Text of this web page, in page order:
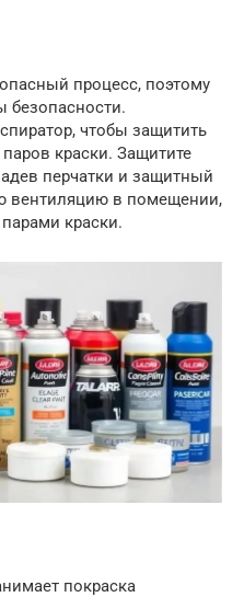
процесс, поэтому
безопасности.
чтобы защитить
краски. Защитите
перчатки и защитный
вентиляцию в помещении,
краски.
покраска